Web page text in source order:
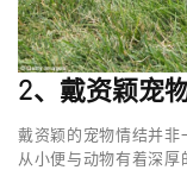
2、戴资颖宠
戴资颖的宠物情结并非
从小便与动物有着深